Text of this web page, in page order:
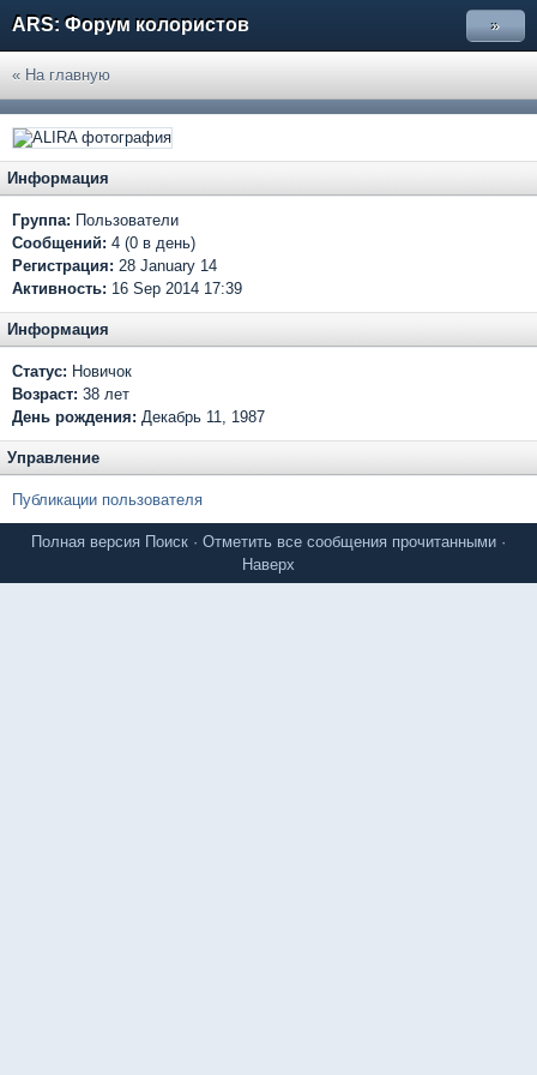
ARS: Форум колористов »
« На главную
Информация
Группа: Пользователи
Сообщений: 4 (0 в день)
Регистрация: 28 January 14
Активность: 16 Sep 2014 17:39
Информация
Статус: Новичок
Возраст: 38 лет
День рождения: Декабрь 11, 1987
Управление
Публикации пользователя
Полная версия Поиск · Отметить все сообщения прочитанными ·
Наверх